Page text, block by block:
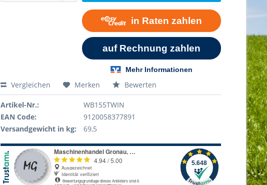
Vergleichen Merken Bewerten
Artikel-Nr.:
WB155TWIN
EAN Code:
9120058377891
Versandgewicht in kg:
69,5